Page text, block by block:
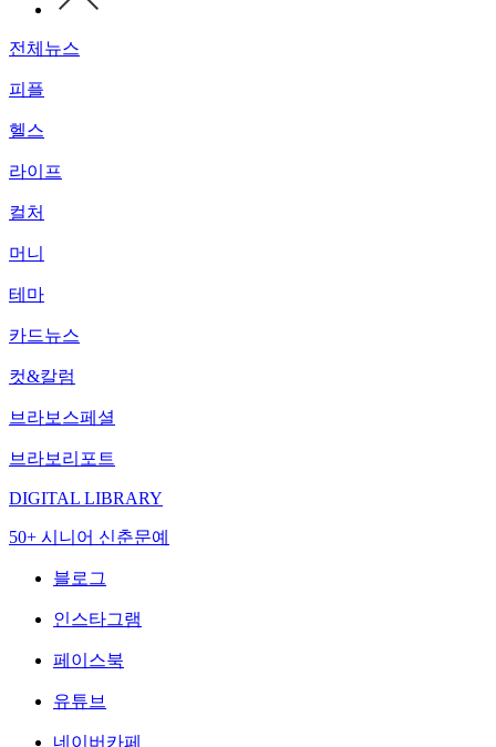
전체뉴스
피플
헬스
라이프
컬처
머니
테마
카드뉴스
컷&칼럼
브라보스페셜
브라보리포트
DIGITAL LIBRARY
50+ 시니어 신춘문예
블로그
인스타그램
페이스북
유튜브
네이버카페